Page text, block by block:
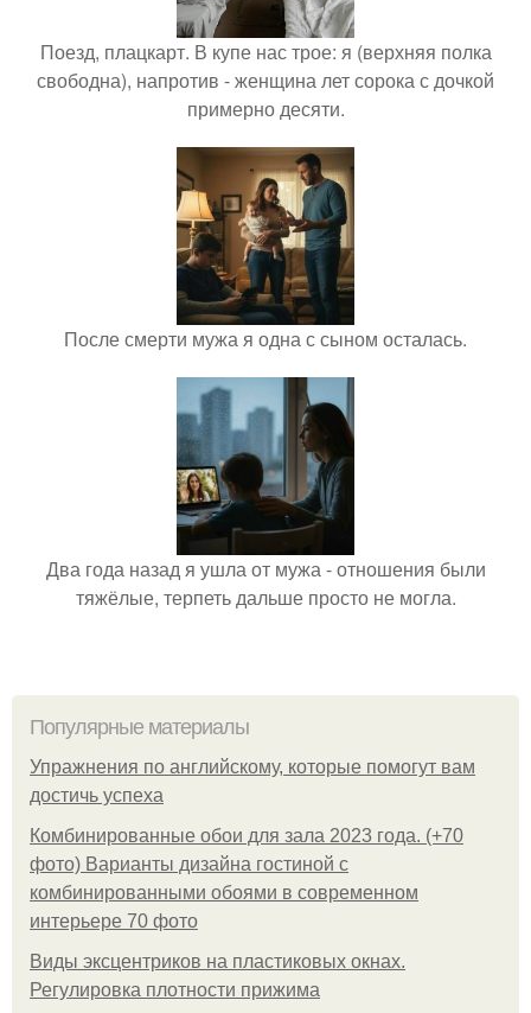
Поезд, плацкарт. В купе нас трое: я (верхняя полка
свободна), напротив - женщина лет сорока с дочкой
примерно десяти.
После смерти мужа я одна с сыном осталась.
Два года назад я ушла от мужа - отношения были
тяжёлые, терпеть дальше просто не могла.
Популярные материалы
Упражнения по английскому, которые помогут вам
достичь успеха
Комбинированные обои для зала 2023 года. (+70
фото) Варианты дизайна гостиной с
комбинированными обоями в современном
интерьере 70 фото
Виды эксцентриков на пластиковых окнах.
Регулировка плотности прижима